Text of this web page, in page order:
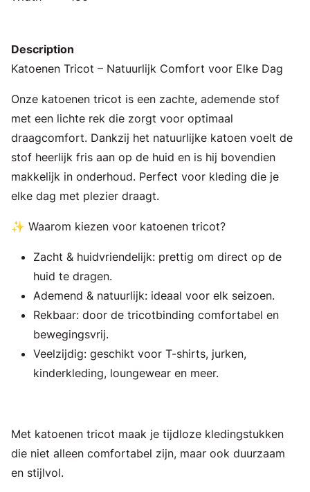
Description
Katoenen Tricot – Natuurlijk Comfort voor Elke Dag
Onze katoenen tricot is een zachte, ademende stof
met een lichte rek die zorgt voor optimaal
draagcomfort. Dankzij het natuurlijke katoen voelt de
stof heerlijk fris aan op de huid en is hij bovendien
makkelijk in onderhoud. Perfect voor kleding die je
elke dag met plezier draagt.
✨ Waarom kiezen voor katoenen tricot?
Zacht & huidvriendelijk: prettig om direct op de
huid te dragen.
Ademend & natuurlijk: ideaal voor elk seizoen.
Rekbaar: door de tricotbinding comfortabel en
bewegingsvrij.
Veelzijdig: geschikt voor T-shirts, jurken,
kinderkleding, loungewear en meer.
Met katoenen tricot maak je tijdloze kledingstukken
die niet alleen comfortabel zijn, maar ook duurzaam
en stijlvol.